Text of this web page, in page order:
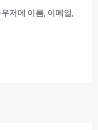
저에 이름, 이메일,